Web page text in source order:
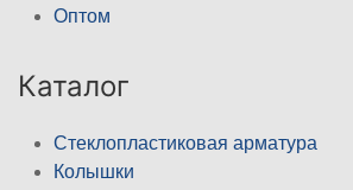
Оптом
Каталог
Стеклопластиковая арматура
Колышки